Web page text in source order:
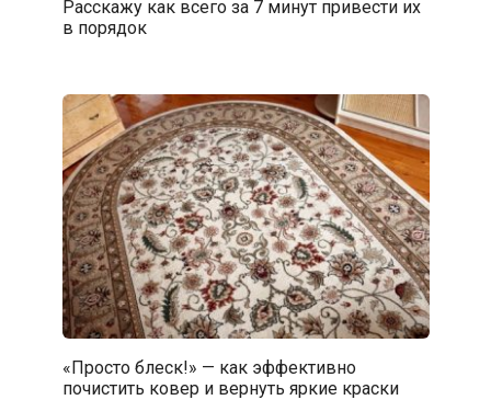
Расскажу как всего за 7 минут привести их
в порядок
«Просто блеск!» — как эффективно
почистить ковер и вернуть яркие краски